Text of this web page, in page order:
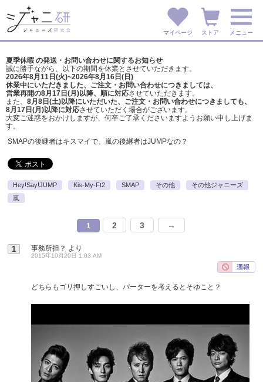
マイページ ストア メニュー
夏季休暇 の発送・お問い合わせに関するお知らせ
誠に勝手ながら、以下の期間を休業とさせていただきます。
2026年8月11日(火)~2026年8月16日(日)
休業中にいただきました、ご注文・お問い合わせにつきましては、
営業再開の8月17日(月)以降、順に対応させていただきます。
また、 8月8日(土)以降にいただいた、ご注文・ お問い合わせにつきましても、
8月17日(月)以降に対応させていただく場合がございます。
大変ご迷惑をおかけしますが、 何卒ご了承くださいますようお願い申し上げま
す。
SMAPの後継者はキスマイで、嵐の後継者はJUMPなの？
Hey!Say!JUMP Kis-My-Ft2 SMAP その他
その他ジャニーズ
嵐
1 2 3 →
1 事務所担？ より
2015年10月20日 1:03 AM
どちらもゴリ押しすごいし、バーターを考えるとそゆこと？